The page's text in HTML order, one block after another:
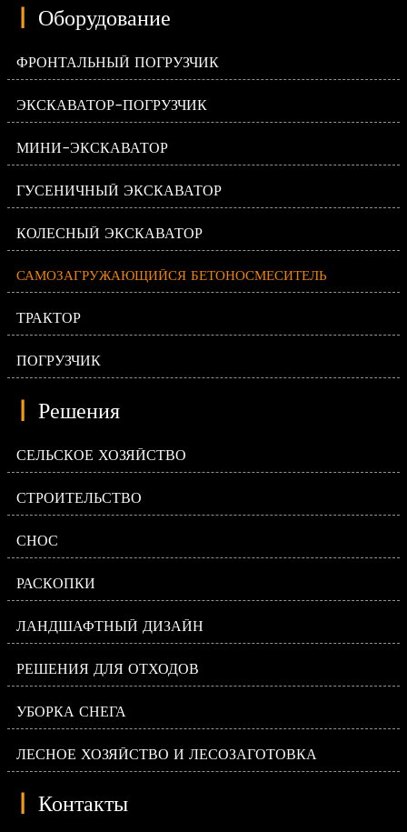
| Оборудование
ФРОНТАЛЬНЫЙ ПОГРУЗЧИК
ЭКСКАВАТОР-ПОГРУЗЧИК
МИНИ-ЭКСКАВАТОР
ГУСЕНИЧНЫЙ ЭКСКАВАТОР
КОЛЕСНЫЙ ЭКСКАВАТОР
САМОЗАГРУЖАЮЩИЙСЯ БЕТОНОСМЕСИТЕЛЬ
ТРАКТОР
ПОГРУЗЧИК
| Решения
СЕЛЬСКОЕ ХОЗЯЙСТВО
СТРОИТЕЛЬСТВО
СНОС
РАСКОПКИ
ЛАНДШАФТНЫЙ ДИЗАЙН
РЕШЕНИЯ ДЛЯ ОТХОДОВ
УБОРКА СНЕГА
ЛЕСНОЕ ХОЗЯЙСТВО И ЛЕСОЗАГОТОВКА
| Контакты